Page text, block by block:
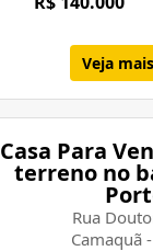
Veja
Casa Para
terreno no
Rua
Camaquã